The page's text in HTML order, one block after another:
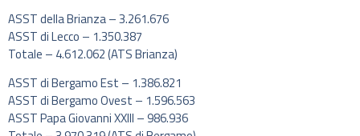
ASST della Brianza – 3.261.676​
ASST di Lecco – 1.350.387​
Totale – 4.612.062 (ATS Brianza)​
ASST di Bergamo Est – 1.386.821​
ASST di Bergamo Ovest – 1.596.563​
ASST Papa Giovanni XXIII – 986.936​